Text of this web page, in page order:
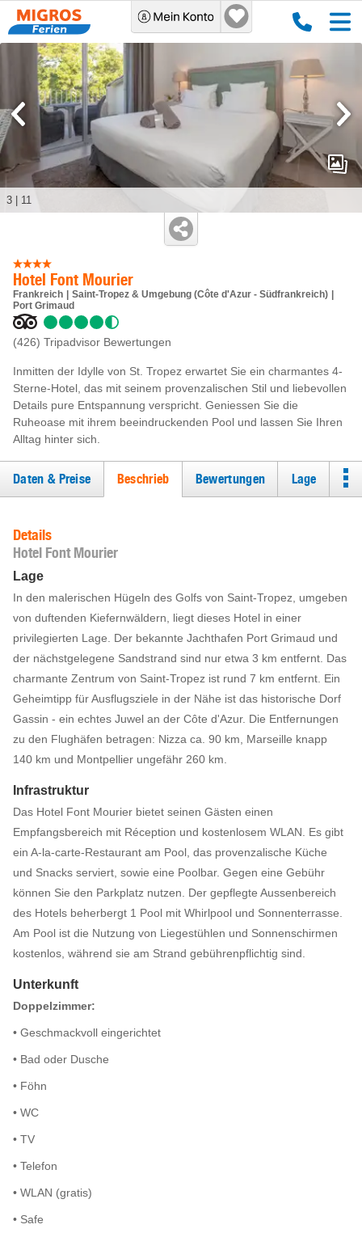
Hotel Font Mourier
Frankreich
Saint-Tropez & Umgebung (Côte d'Azur - Südfrankreich)
Port Grimaud
(426) Tripadvisor Bewertungen
Inmitten der Idylle von St. Tropez erwartet Sie ein charmantes 4-
Sterne-Hotel, das mit seinem provenzalischen Stil und liebevollen
Details pure Entspannung verspricht. Geniessen Sie die
Ruheoase mit ihrem beeindruckenden Pool und lassen Sie Ihren
Alltag hinter sich.
3 11
Daten & Preise Beschrieb Bewertungen Lage
Details
Hotel Font Mourier
Lage
In den malerischen Hügeln des Golfs von Saint-Tropez, umgeben
von duftenden Kiefernwäldern, liegt dieses Hotel in einer
privilegierten Lage. Der bekannte Jachthafen Port Grimaud und
der nächstgelegene Sandstrand sind nur etwa 3 km entfernt. Das
charmante Zentrum von Saint-Tropez ist rund 7 km entfernt. Ein
Geheimtipp für Ausflugsziele in der Nähe ist das historische Dorf
Gassin - ein echtes Juwel an der Côte d'Azur. Die Entfernungen
zu den Flughäfen betragen: Nizza ca. 90 km, Marseille knapp
140 km und Montpellier ungefähr 260 km.
Infrastruktur
Das Hotel Font Mourier bietet seinen Gästen einen
Empfangsbereich mit Réception und kostenlosem WLAN. Es gibt
ein A-la-carte-Restaurant am Pool, das provenzalische Küche
und Snacks serviert, sowie eine Poolbar. Gegen eine Gebühr
können Sie den Parkplatz nutzen. Der gepflegte Aussenbereich
des Hotels beherbergt 1 Pool mit Whirlpool und Sonnenterrasse.
Am Pool ist die Nutzung von Liegestühlen und Sonnenschirmen
kostenlos, während sie am Strand gebührenpflichtig sind.
Unterkunft
Doppelzimmer:
• Geschmackvoll eingerichtet
• Bad oder Dusche
• Föhn
• WC
• TV
• Telefon
• WLAN (gratis)
• Safe